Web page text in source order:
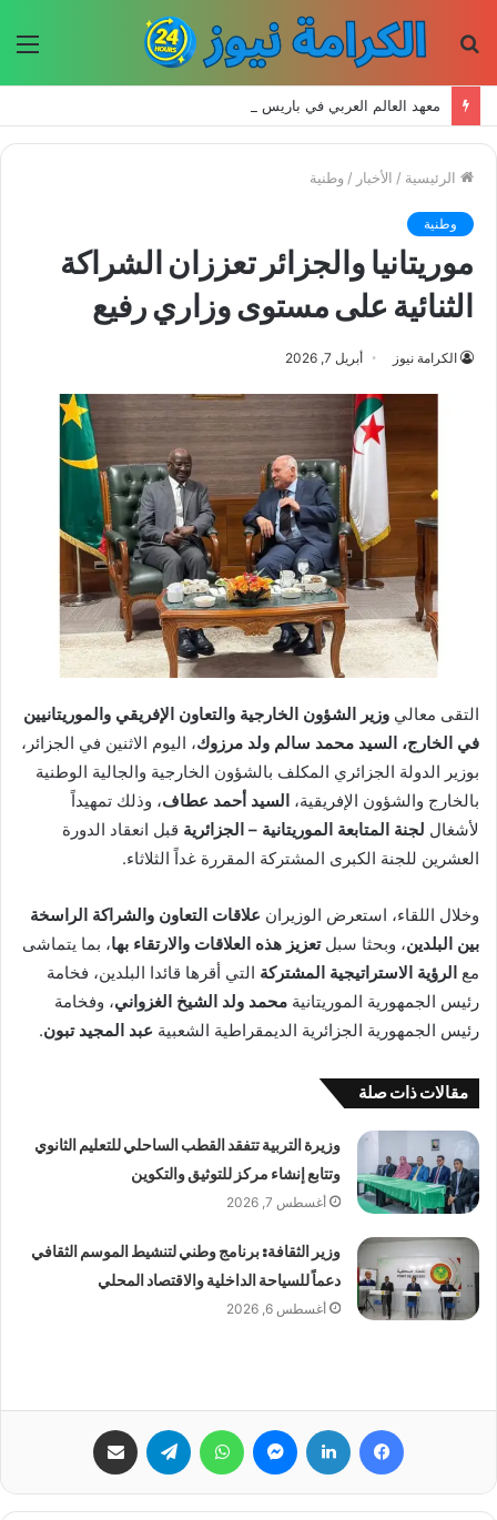
الرئيسية / الأخبار / وطنية
وطنية
موريتانيا والجزائر تعززان الشراكة
الثنائية على مستوى وزاري رفيع
الكرامة نيوز أبريل 7, 2026
التقى معالي وزير الشؤون الخارجية والتعاون الإفريقي والموريتانيين
في الخارج، السيد محمد سالم ولد مرزوك، اليوم الاثنين في الجزائر،
بوزير الدولة الجزائري المكلف بالشؤون الخارجية والجالية الوطنية
بالخارج والشؤون الإفريقية، السيد أحمد عطاف، وذلك تمهيداً
لأشغال لجنة المتابعة الموريتانية – الجزائرية قبل انعقاد الدورة
العشرين للجنة الكبرى المشتركة المقررة غداً الثلاثاء.
وخلال اللقاء، استعرض الوزيران علاقات التعاون والشراكة الراسخة
بين البلدين، وبحثا سبلتعزيز هذه العلاقات والارتقاء بها، بما يتماشى
مع الرؤية الاستراتيجية المشتركة التي أقرها قائدا البلدين، فخامة
رئيس الجمهورية الموريتانية محمد ولد الشيخ الغزواني، وفخامة
رئيس الجمهورية الجزائرية الديمقراطية الشعبية عبد المجيد تبون.
مقالات ذات صلة
وزيرة التربية تتفقد القطب الساحلي للتعليم الثانوي
وتتابع إنشاء مركز للتوثيق والتكوين
أغسطس 7, 2026
وزير الثقافة: برنامج وطني لتنشيط الموسم الثقافي
دعماً للسياحة الداخلية والاقتصاد المحلي
أغسطس 6, 2026
فيسبوك لينكدإن ماسنجر واتساب تيلقرام